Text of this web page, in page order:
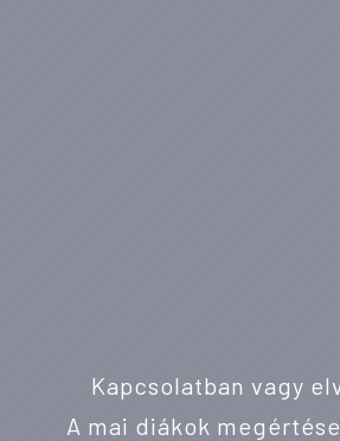
Kapcsolatban vagy
A mai diákok